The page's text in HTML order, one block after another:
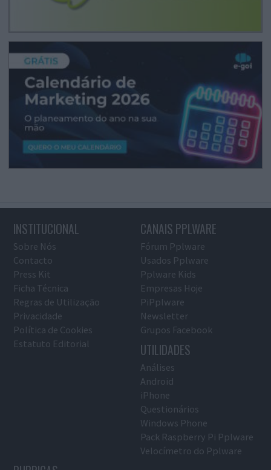
INSTITUCIONAL
Sobre Nós
Contacto
Press Kit
Ficha Técnica
Regras de Utilização
Privacidade
Política de Cookies
Estatuto Editorial
CANAIS PPLWARE
Fórum Pplware
Usados Pplware
Pplware Kids
Empresas Hoje
PiPplware
Newsletter
Grupos Facebook
UTILIDADES
Análises
Android
iPhone
Questionários
Windows Phone
Pack Raspberry Pi Pplware
Velocímetro do Pplware